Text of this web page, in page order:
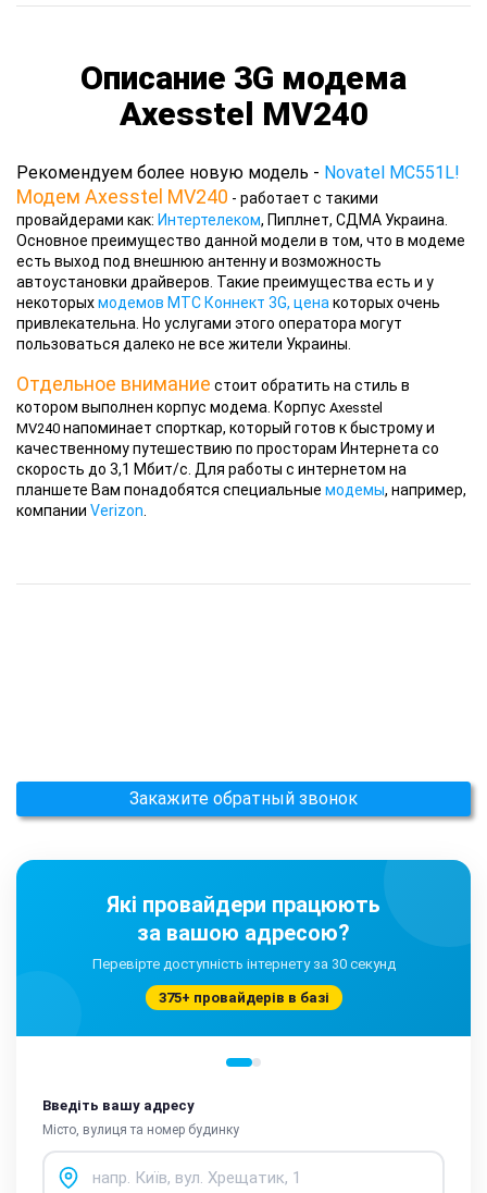
Описание 3G модема
Axesstel MV240
Рекомендуем более новую модель - Novatel MC551L!
Модем Axesstel MV240 - работает с такими
провайдерами как: Интертелеком, Пиплнет, СДМА Украина.
Основное преимущество данной модели в том, что в модеме
есть выход под внешнюю антенну и возможность
автоустановки драйверов. Такие преимущества есть и у
некоторыхмодемов МТС Коннект 3G, цена которых очень
привлекательна. Но услугами этого оператора могут
пользоваться далеко не все жители Украины.
Отдельное внимание стоит обратить на стиль в
котором выполнен корпус модема. Корпус Axesstel
MV240 напоминает спорткар, который готов к быстрому и
качественному путешествию по просторам Интернета со
скорость до 3,1 Мбит/с. Для работы с интернетом на
планшете Вам понадобятся специальные модемы, например,
компании Verizon
Закажите обратный звонок
Які провайдери працюють
за вашою адресою?
Перевірте доступність інтернету за 30 секунд
375+ провайдерів в базі
Введіть вашу адресу
Місто, вулиця та номер будинку